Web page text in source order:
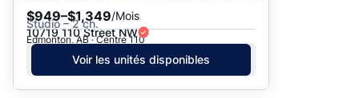
$949–$1,349/Mois
Studio – 2 ch.
10719 110 Street NW
Edmonton, AB · Centre 110
Voir les unités disponibles